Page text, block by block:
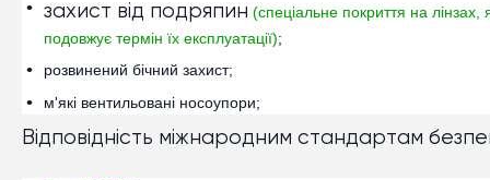
захист від подряпин (спеціальне покриття на лінзах,
подовжує термін їх експлуатації);
розвинений бічний захист;
м'які вентильовані носоупори;
Відповідність міжнародним стандартам